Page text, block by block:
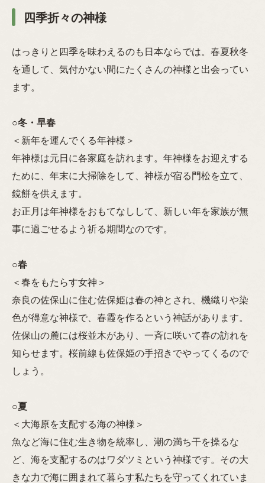
四季折々の神様
はっきりと四季を味わえるのも日本ならでは。春夏秋冬
を通して、気付かない間にたくさんの神様と出会ってい
ます。
○冬・早春
＜新年を運んでくる年神様＞
年神様は元日に各家庭を訪れます。年神様をお迎えする
ために、年末に大掃除をして、神様が宿る門松を立て、
鏡餅を供えます。
お正月は年神様をおもてなしして、新しい年を家族が無
事に過ごせるよう祈る期間なのです。
○春
＜春をもたらす女神＞
奈良の佐保山に住む佐保姫は春の神とされ、機織りや染
色が得意な神様で、春霞を作るという神話があります。
佐保山の麓には桜並木があり、一斉に咲いて春の訪れを
知らせます。桜前線も佐保姫の手招きでやってくるので
しょう。
○夏
＜大海原を支配する海の神様＞
魚など海に住む生き物を統率し、潮の満ち干を操るな
ど、海を支配するのはワダツミという神様です。その大
きな力で海に囲まれて暮らす私たちを守ってくれていま